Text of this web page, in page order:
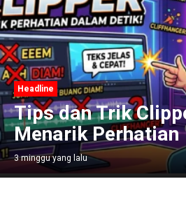
Headline
Tips dan Trik
Menarik Perhatian
3 minggu yang lalu